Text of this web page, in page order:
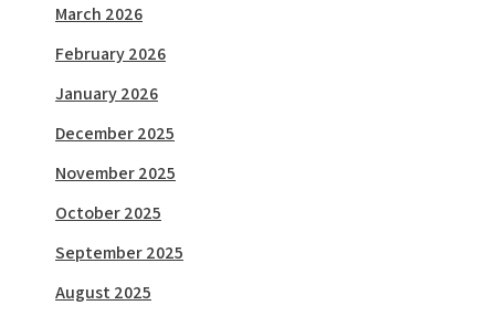
March 2026
February 2026
January 2026
December 2025
November 2025
October 2025
September 2025
August 2025